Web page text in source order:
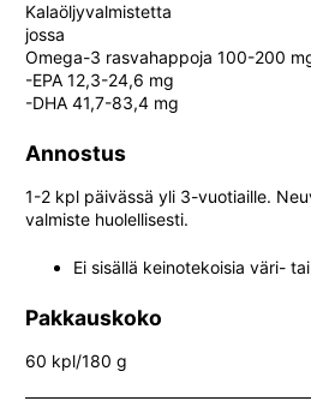
Kalaöljyvalmistetta
jossa
Omega-3 rasvahappoja 100-200
-EPA 12,3-24,6 mg
-DHA 41,7-83,4 mg
Annostus
1-2 kpl päivässä yli 3-vuotiaille.
valmiste huolellisesti.
Ei sisällä keinotekoisia väri-
Pakkauskoko
60 kpl/180 g